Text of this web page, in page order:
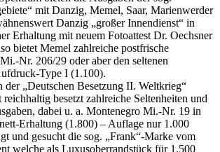
mit Danzig, Memel, Saar, Marienwerder
Danzig „großer Innendienst“ in
Erhaltung mit neuem Fotoattest Dr. Oechsner
bietet Memel zahlreiche postfrische
Nr. 206/29 oder aber den seltenen
Type I (1.100).
der „Deutschen Besetzung II. Weltkrieg“
besetzt zahlreiche Seltenheiten und
dabei u. a. Montenegro Mi.-Nr. 19 in
Erhaltung (1.800) – Auflage nur 1.000
und gesucht die sog. „Frank“-Marke vom
welche als Luxusoberrandstück für 1.500